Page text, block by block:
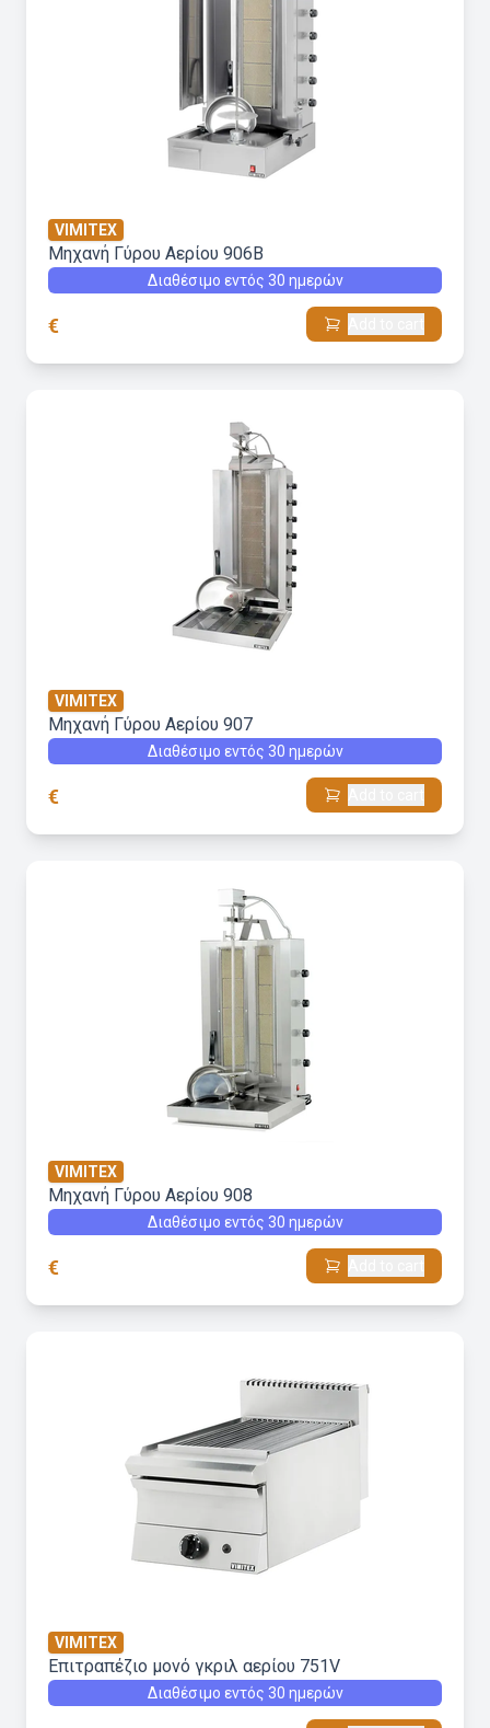
VIMITEX
Μηχανή Γύρου Aερίου 906B
Διαθέσιμο εντός 30 ημερών
€
VIMITEX
Μηχανή Γύρου Aερίου 907
Διαθέσιμο εντός 30 ημερών
€
VIMITEX
Μηχανή Γύρου Aερίου 908
Διαθέσιμο εντός 30 ημερών
€
VIMITEX
Επιτραπέζιο μονό γκριλ αερίου 751V
Διαθέσιμο εντός 30 ημερών